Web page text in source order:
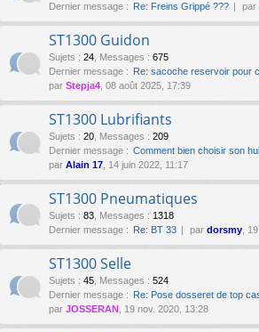
Dernier message : Re: Freins Grippé ??? par
ST1300 Guidon
Sujets : 24 Messages : 675
Dernier message : Re: sacoche reservoir pour
par Stepja4 , 08 août 2025, 17:39
ST1300 Lubrifiants
Sujets : 20 Messages : 209
Dernier message : Comment bien choisir son
par Alain 17 , 14 juin 2022, 11:17
ST1300 Pneumatiques
Sujets : 83 Messages : 1318
Dernier message : Re: BT 33 par dorsmy ,
ST1300 Selle
Sujets : 45 Messages : 524
Dernier message : Re: Pose dosseret de top
par JOSSERAN , 19 nov. 2020, 13:28